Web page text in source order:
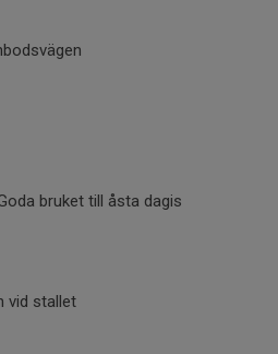
bruket till åsta dagis
vid stallet